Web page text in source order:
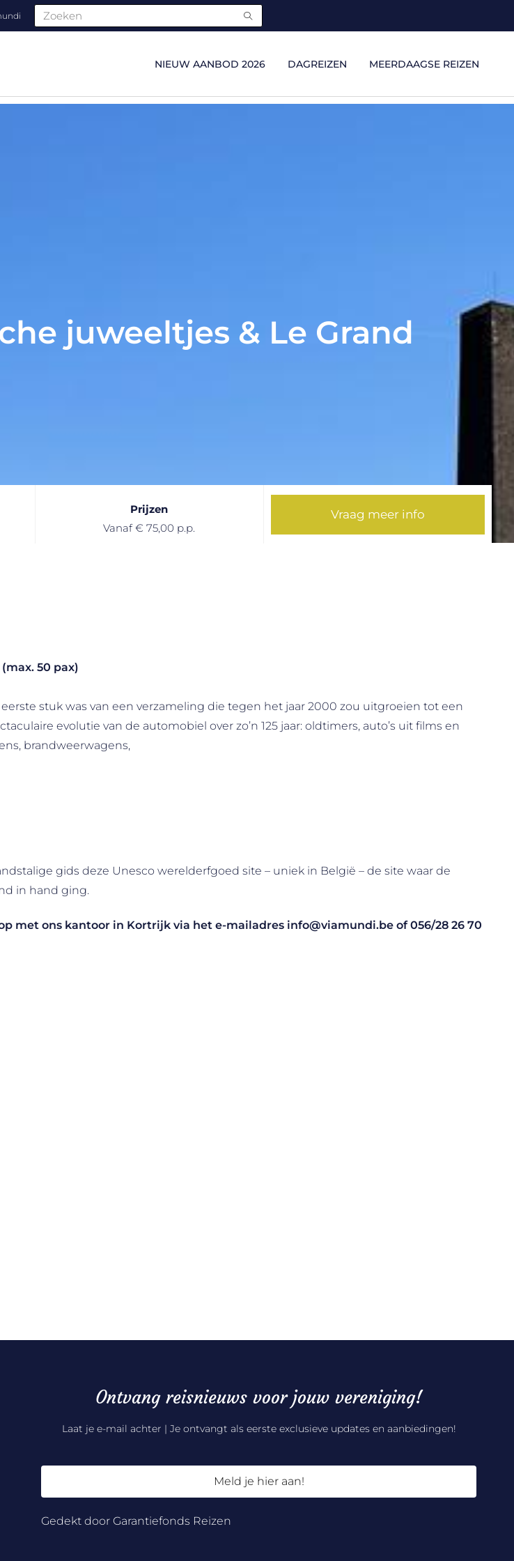
NIEUW AANBOD 2026 DAGREIZEN MEERDAAGSE REIZEN
juweeltjes & Le Grand
Prijzen
Vanaf € 75,00 p.p.
Vraag meer info
50 pax)
stuk was van een verzameling die tegen het jaar 2000 zou uitgroeien tot een
evolutie van de automobiel over zo’n 125 jaar: oldtimers, auto’s uit films en
brandweerwagens,
gids deze Unesco werelderfgoed site – uniek in België – de site waar de
in hand ging.
met ons kantoor in Kortrijk via het e-mailadres info@viamundi.be of056/28 26 70
Ontvang reisnieuws voor jouw vereniging!
Laat je e-mail achter | Je ontvangt als eerste exclusieve updates en aanbiedingen!
Meld je hier aan!
Gedekt door Garantiefonds Reizen